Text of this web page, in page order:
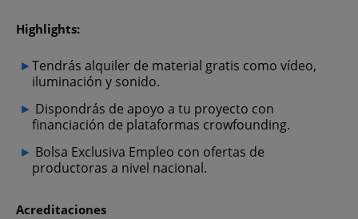
Highlights:
Tendrás alquiler de material gratis como vídeo,
iluminación y sonido.
Dispondrás de apoyo a tu proyecto con
financiación de plataformas crowfounding.
Bolsa Exclusiva Empleo con ofertas de
productoras a nivel nacional.
Acreditaciones